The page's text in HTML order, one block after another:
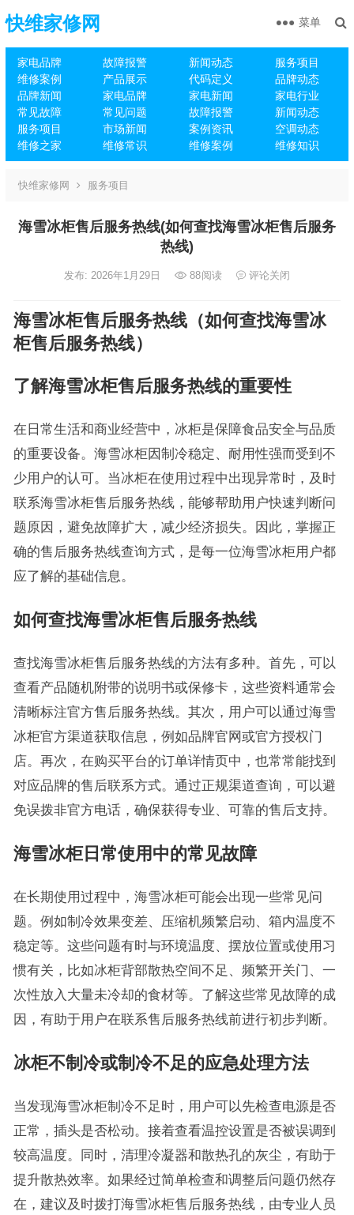
快维家修网
家电品牌 故障报警 新闻动态
服务项目
维修案例
产品展示 代码定义
品牌动态
品牌新闻
家电品牌 家电新闻
家电行业
常见故障
常见问题 故障报警
新闻动态
服务项目
市场新闻 案例资讯
空调动态
维修之家
维修常识 维修案例 维修知识
菜单
快维家修网 服务项目
海雪冰柜售后服务热线(如何查找海雪冰柜售后服务
热线)
发布: 2026年1月29日 88阅读 评论关闭
海雪冰柜售后服务热线（如何查找海雪冰
柜售后服务热线）
了解海雪冰柜售后服务热线的重要性
在日常生活和商业经营中，冰柜是保障食品安全与品质
的重要设备。海雪冰柜因制冷稳定、耐用性强而受到不
少用户的认可。当冰柜在使用过程中出现异常时，及时
联系海雪冰柜售后服务热线，能够帮助用户快速判断问
题原因，避免故障扩大，减少经济损失。因此，掌握正
确的售后服务热线查询方式，是每一位海雪冰柜用户都
应了解的基础信息。
如何查找海雪冰柜售后服务热线
查找海雪冰柜售后服务热线的方法有多种。首先，可以
查看产品随机附带的说明书或保修卡，这些资料通常会
清晰标注官方售后服务热线。其次，用户可以通过海雪
冰柜官方渠道获取信息，例如品牌官网或官方授权门
店。再次，在购买平台的订单详情页中，也常常能找到
对应品牌的售后联系方式。通过正规渠道查询，可以避
免误拨非官方电话，确保获得专业、可靠的售后支持。
海雪冰柜日常使用中的常见故障
在长期使用过程中，海雪冰柜可能会出现一些常见问
题。例如制冷效果变差、压缩机频繁启动、箱内温度不
稳定等。这些问题有时与环境温度、摆放位置或使用习
惯有关，比如冰柜背部散热空间不足、频繁开关门、一
次性放入大量未冷却的食材等。了解这些常见故障的成
因，有助于用户在联系售后服务热线前进行初步判断。
冰柜不制冷或制冷不足的应急处理方法
当发现海雪冰柜制冷不足时，用户可以先检查电源是否
正常，插头是否松动。接着查看温控设置是否被误调到
较高温度。同时，清理冷凝器和散热孔的灰尘，有助于
提升散热效率。如果经过简单检查和调整后问题仍然存
在，建议及时拨打海雪冰柜售后服务热线，由专业人员